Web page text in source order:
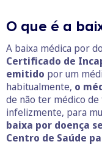
O que é a
A baixa médica por
Certificado de
emitido por um
habitualmente, o
de não ter médico
infelizmente, para
baixa por doença
Centro de Saúde